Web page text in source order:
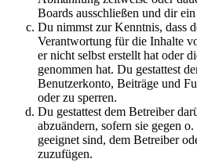
Boards ausschließen und dir
Du nimmst zur Kenntnis, dass
Verantwortung für die Inhalte
er nicht selbst erstellt hat oder
genommen hat. Du gestattest
Benutzerkonto, Beiträge und
oder zu sperren.
Du gestattest dem Betreiber
abzuändern, sofern sie gegen
geeignet sind, dem Betreiber
zuzufügen.